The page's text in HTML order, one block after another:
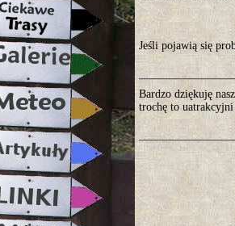
Jeśli pojawią się
Bardzo dziękuję
trochę to